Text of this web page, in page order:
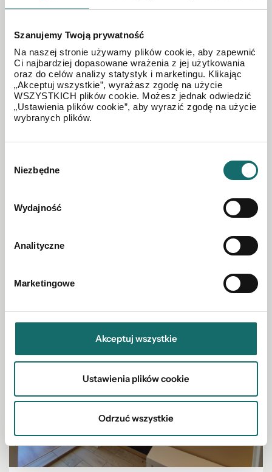
Szanujemy Twoją prywatność
Na naszej stronie używamy plików cookie, aby zapewnić
Ci najbardziej dopasowane wrażenia z jej użytkowania
oraz do celów analizy statystyk i marketingu. Klikając
„Akceptuj wszystkie”, wyrażasz zgodę na użycie
WSZYSTKICH plików cookie. Możesz jednak odwiedzić
„Ustawienia plików cookie”, aby wyrazić zgodę na użycie
wybranych plików.
zgody
Niezbędne
Wydajność
Analityczne
Marketingowe
Akceptuj wszystkie
Ustawienia plików cookie
Odrzuć wszystkie
Działka przemysłowa przy ul. Legionów Zamość
Zamość |
992 000 PLN